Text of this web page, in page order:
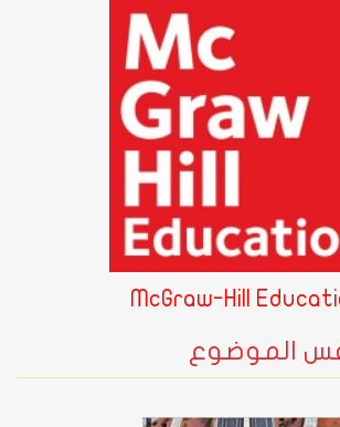
McGraw-Hill
الموضوع